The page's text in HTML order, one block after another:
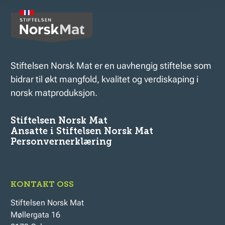
Stiftelsen Norsk Mat er en uavhengig stiftelse som
bidrar til økt mangfold, kvalitet og verdiskaping i
norsk matproduksjon.
Stiftelsen Norsk Mat
Ansatte i Stiftelsen Norsk Mat
Personvernerklæring
KONTAKT OSS
Stiftelsen Norsk Mat
Møllergata 16